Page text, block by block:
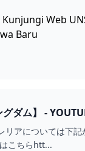
Kunjungi Web
Baru
ダム】 -
リアについては下
ネル登録はこちらhtt...